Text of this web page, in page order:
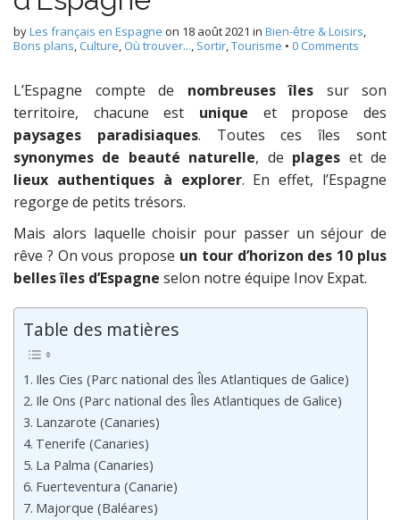
byLes français en Espagne on 18 août 2021 in Bien-être & Loisirs,
Bons plans, Culture, Où trouver..., Sortir,Tourisme • 0 Comments
L’Espagne compte de nombreuses îles sur son
territoire, chacune est unique et propose des
paysages paradisiaques. Toutes ces îles sont
synonymes de beauté naturelle, de plages et de
lieux authentiques à explorer. En effet, l’Espagne
regorge de petits trésors.
Mais alors laquelle choisir pour passer un séjour de
rêve ? On vous propose un tour d’horizon des 10 plus
belles îles d’Espagne selon notre équipe Inov Expat.
Table des matières
Iles Cies (Parc national des Îles Atlantiques de Galice)
Ile Ons (Parc national des Îles Atlantiques de Galice)
Lanzarote (Canaries)
Tenerife (Canaries)
La Palma (Canaries)
Fuerteventura (Canarie)
Majorque (Baléares)